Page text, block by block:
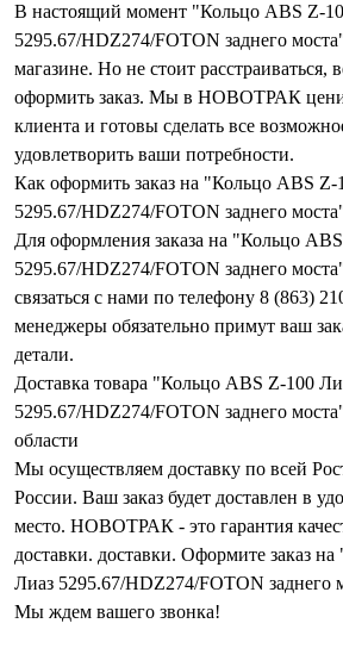
В настоящий момент "Кольцо ABS Z-
5295.67/HDZ274/FOTON заднего
магазине. Но не стоит расстраиваться,
оформить заказ. Мы в НОВОТРАК
клиента и готовы сделать все
удовлетворить ваши потребности.
Как оформить заказ на "Кольцо ABS Z-
5295.67/HDZ274/FOTON заднего
Для оформления заказа на "Кольцо
5295.67/HDZ274/FOTON заднего
связаться с нами по телефону 8 (863)
менеджеры обязательно примут ваш
детали.
Доставка товара "Кольцо ABS Z-100
5295.67/HDZ274/FOTON заднего
области
Мы осуществляем доставку по всей
России. Ваш заказ будет доставлен в
место. НОВОТРАК - это гарантия
доставки. доставки. Оформите заказ
Лиаз 5295.67/HDZ274/FOTON заднего
Мы ждем вашего звонка!